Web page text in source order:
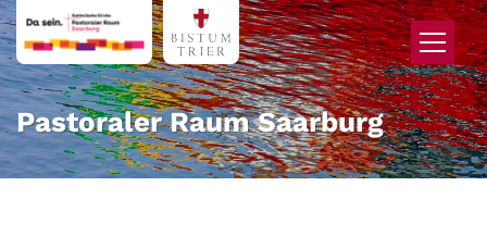
Zum Inhalt springen
Pastoraler Raum Saarburg